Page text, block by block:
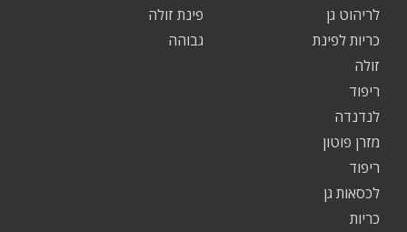
פינת זולה
גבוהה
לריהוט גן
כריות לפינת
זולה
ריפוד
לנדנדה
מזרן פוטון
ריפוד
לכסאות גן
כריות